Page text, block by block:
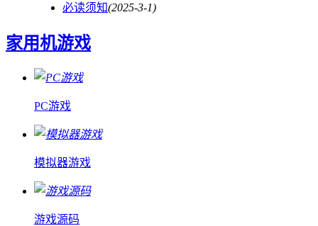
必读须知(2025-3-1)
家用机游戏
PC游戏
模拟器游戏
游戏源码